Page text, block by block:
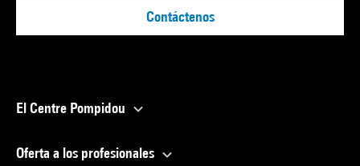
Contáctenos
El Centre Pompidou
Oferta a los profesionales